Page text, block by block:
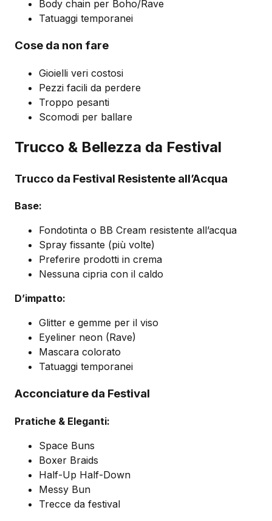
Body chain per Boho/Rave
Tatuaggi temporanei
Cose da non fare
Gioielli veri costosi
Pezzi facili da perdere
Troppo pesanti
Scomodi per ballare
Trucco & Bellezza da Festival
Trucco da Festival Resistente all’Acqua
Base:
Fondotinta o BB Cream resistente all’acqua
Spray fissante (più volte)
Preferire prodotti in crema
Nessuna cipria con il caldo
D’impatto:
Glitter e gemme per il viso
Eyeliner neon (Rave)
Mascara colorato
Tatuaggi temporanei
Acconciature da Festival
Pratiche & Eleganti:
Space Buns
Boxer Braids
Half-Up Half-Down
Messy Bun
Trecce da festival